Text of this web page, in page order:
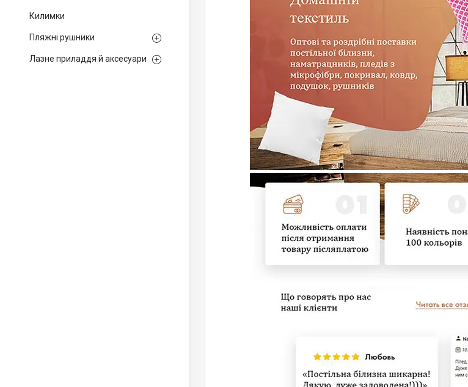
Килимки
Пляжні рушники
Лазне приладдя й аксесуари